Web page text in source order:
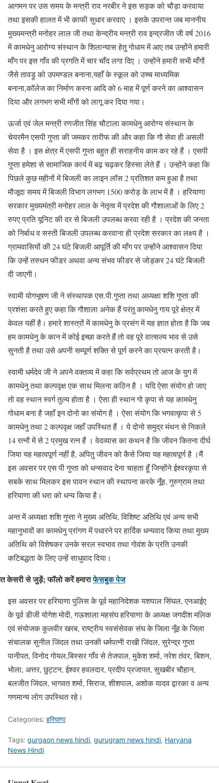
आगमन पर उस समय के मन्त्री राव नरबीर ने इस सड़क को चौड़ा करवाया
तथा इसकी हालत में भी काफी सुधार करवाए । इसके उपरान्त जब माननीय
मुख्यमन्त्री मनोहर लाल जी तथा केन्द्रीय मन्त्री राव इन्द्रजीत जी वर्ष 2016
में कामधेनु आरोग्य संस्थान के शिलान्यास हेतु गोधाम में आए तब उन्होंने हमारी
माँग पर इस गाँव की प्रगति में चार चाँद लगा दिए । उन्होंने हमारी सभी माँगों
जैसे तावड़ू को उपमण्डल बनाना,यहाँ के स्कूल को उच्च माध्यमिक
बनाना,कॉलेज का निर्माण करना आदि को 6 माह में पूर्ण करने का आश्वासन
दिया और लगभग सभी माँगों को लागू कर दिया गया।
ऊर्जा एवं जेल मन्त्री रणजीत सिंह चौटाला कामधेनु आरोग्य संस्थान के
चेयरमैन एसपी गुप्ता की जमकर तारीफ की और कहा कि गौ सेवा ही असली
सेवा है । इस क्षेत्र में एसपी गुप्ता बहुत ही सराहनीय काम कर रहे हैं । एसपी
गुप्ता हमेशा से सामाजिक कार्य में बढ़ चढ़कर हिस्सा लेते हैं । उन्होंने कहा कि
पिछले कुछ महीनों में बिजली का लाइन लॉस 2 प्रतिशत कम हुआ है तथा
मौजूदा समय में बिजली विभाग लगभग 1500 करोड़ के लाभ में है । हरियाणा
सरकार मुख्यमंत्री मनोहर लाल के नेतृत्व में प्रदेश की गौशालाओं के लिए 2
रुपए प्रति यूनिट की दर से बिजली उपलब्ध करवा रही है । प्रदेश की जनता
को निर्बाध व सस्ती बिजली उपलब्ध करवाना ही प्रदेश सरकार का लक्ष्य है ।
ग्रामवासियों की 24 घंटे बिजली आपूर्ति की माँग पर उन्होंने आश्वासन दिया
कि उन्हें तरुधन फीडर अथवा अन्य संभव फीडर से जोड़कर 24 घंटे बिजली
दी जाएगी।
स्वामी योगभूषण जी ने संस्थापक एस.पी.गुप्ता तथा अध्यक्षा शशि गुप्ता की
प्रशंसा करते हुए कहा कि गौशाला अनेक हैं परंतु कामधेनु गाय पूरे क्षेत्र में
केवल यहीं है। हमारे शास्त्रों में कामधेनु के प्रसंग में यह ज्ञात होता है कि जब
हम कामधेनु के कान में कोई इच्छा करते हैं तो वह पूरे वात्सल्य भाव से उसे
सुनती है तथा उसे अपनी सम्पूर्ण शक्ति से पूर्ण करने का प्रयत्न करती है।
स्वामी धर्मदेव जी ने अपने वक्तव्य में कहा कि सर्वप्रथम तो आज के युग में
कामधेनु तथा कल्पवृक्ष एक साथ मिलना कठिन है । यदि ऐसा संयोग हो जाए
तो वह स्थान स्वर्ग तुल्य होता है । ऐसा ही स्थान गो कृपा से यह कामधेनु
गोधाम बना है जहाँ इन दोनो का संयोग है । ऐसा संयोग कि भगवत्कृपा से 5
कामधेनु तथा 2 कल्पवृक्ष जहाँ उपस्थित हैं । ये दोनो समुद्र मंथन से निकले
14 रत्नों में से 2 प्रमुख रत्न हैं । वेदव्यास का कथन है कि जीवन कितना दीर्घ
जिया यह महत्वपूर्ण नहीं है, अपितु जीवन को कैसे जिया यह महत्वपूर्ण है ।मैं
इस अवसर पर एस पी गुप्ता को धन्सवाद देना चाहता हूँ जिन्होंने ईश्वरकृपा से
सबके साथ मिलकर इस पावन स्थान की स्थापना करके नूँह, गुरुग्राम तथा
हरियाणा की धरा को धन्य किया है।
अन्त में अध्यक्षा शशि गुप्ता ने मुख्य अतिथि, विशिष्ट अतिथि एवं अन्य सभी
महानुभावों का कामधेनु प्रांगण में पधारने पर हार्दिक धन्यवाद किया तथा मुख्य
अतिथि को विशेषकर उनके सरल स्वभाव तथा गोवंश के प्रति उनकी
कटिबद्धता के लिए उन्हें साधुवाद दिया।
केसरी से जुड़ें; फॉलो करें हमाराफेसबुक पेज
इस अवसर पर हरियाणा पुलिस के पूर्व महानिदेशक यशपाल सिंघल, एनआईए
के पूर्व डीजी योगेश मोदी, गऊशाला महसंघ हरियाणा के अध्यक्ष जगदीश मलिक
एवं संयोजक कुलवीर खरब, राष्ट्रीय स्वसंसेवक संघ के जिला नूँह के जिला
संचालक सुनील जिंदल तथा उनकी धर्मपत्नी राखी जिंदल, सुरेन्द्र गुप्ता
पानीपत, विनोद गोयल,बिस्सर गाँव से तेजपाल, मुकेश शर्मा, नरेश तंवर, बिशन,
भोला, अत्तर, छुट्टन, ईश्वर हवलदार, प्रदीप प्रजापत, सुखबीर चौहान,
बलजीत जिंदल, भागवत शर्मा, सिराज, शीशपाल, अशोक यादव द्वारका व अन्य
गणमान्य लोग उपस्थित रहे।
Categories: हरियाणा
Tags: gurgaon news hindi, gurugram news hindi, Haryana
News Hindi